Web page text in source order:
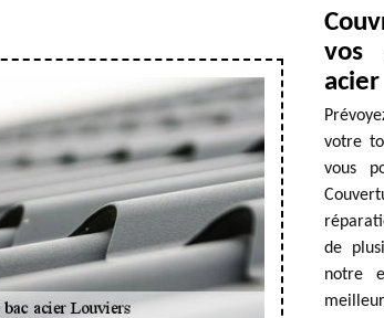
vos
acier
votre
vous
de
notre